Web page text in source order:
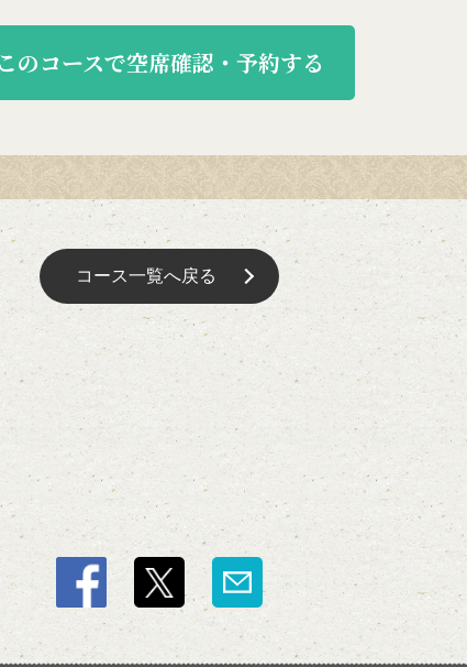
このコースで空席確認・予約する
コース一覧へ戻る